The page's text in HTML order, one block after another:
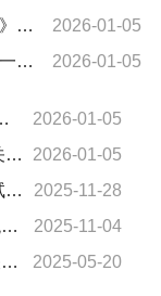
关于《涉税专业服务信用评价管理办法》的解读
2026-01-05
关于《国家税务总局关于废止〈增值税一般纳税人登记管理办法〉的决定》的解读
2026-01-05
增值税法实施条例》答记者问
2026-01-05
关于《国家税务总局 最高人民法院关于企业破产程序中若干税费征管事项的公告》的解读
2026-01-05
2026年度全国会计专业技术资格考试有关问题答记者问
2025-11-28
关于《国家税务总局关于黄金有关税收征管事项的公告》的解读
2025-11-04
财政部会计司有关负责人就印发《关于推广应用电子凭证会计数据标准的通知》答记者问
2025-05-20